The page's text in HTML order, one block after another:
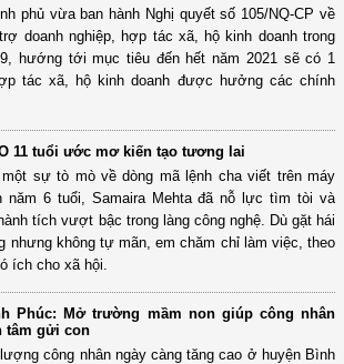
phủ vừa ban hành Nghị quyết số 105/NQ-CP về
doanh nghiệp, hợp tác xã, hộ kinh doanh trong
hướng tới mục tiêu đến hết năm 2021 sẽ có 1
tác xã, hộ kinh doanh được hưởng các chính
11 tuổi ước mơ kiến tạo tương lai
sự tò mò về dòng mã lệnh cha viết trên máy
năm 6 tuổi, Samaira Mehta đã nỗ lực tìm tòi và
tích vượt bậc trong làng công nghệ. Dù gặt hái
nhưng không tự mãn, em chăm chỉ làm việc, theo
ích cho xã hội.
Phúc: Mở trường mầm non giúp công nhân
tâm gửi con
công nhân ngày càng tăng cao ở huyện Bình